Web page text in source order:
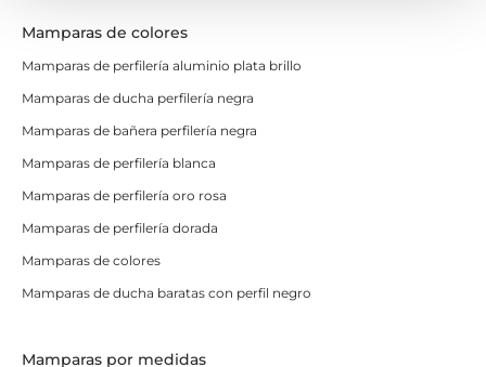
Mamparas de colores
Mamparas de perfilería aluminio plata brillo
Mamparas de ducha perfilería negra
Mamparas de bañera perfilería negra
Mamparas de perfilería blanca
Mamparas de perfilería oro rosa
Mamparas de perfilería dorada
Mamparas de colores
Mamparas de ducha baratas con perfil negro
Mamparas por medidas